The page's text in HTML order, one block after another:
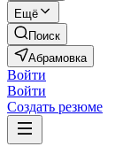
Ещё
Поиск
Абрамовка
Войти
Войти
Создать резюме